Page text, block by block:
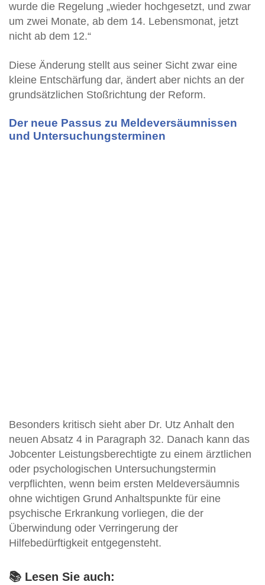
wurde die Regelung „wieder hochgesetzt, und zwar
um zwei Monate, ab dem 14. Lebensmonat, jetzt
nicht ab dem 12.“
Diese Änderung stellt aus seiner Sicht zwar eine
kleine Entschärfung dar, ändert aber nichts an der
grundsätzlichen Stoßrichtung der Reform.
Der neue Passus zu Meldeversäumnissen
und Untersuchungsterminen
Besonders kritisch sieht aber Dr. Utz Anhalt den
neuen Absatz 4 in Paragraph 32. Danach kann das
Jobcenter Leistungsberechtigte zu einem ärztlichen
oder psychologischen Untersuchungstermin
verpflichten, wenn beim ersten Meldeversäumnis
ohne wichtigen Grund Anhaltspunkte für eine
psychische Erkrankung vorliegen, die der
Überwindung oder Verringerung der
Hilfebedürftigkeit entgegensteht.
📚 Lesen Sie auch: